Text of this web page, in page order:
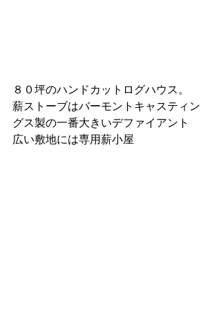
８０坪のハンドカットログハウス。
薪ストーブはバーモントキャスティン
グス製の一番大きいデファイアント
広い敷地には専用薪小屋